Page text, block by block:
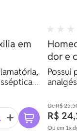
em
dor e
Possui
R$
R$
Ou em 1x